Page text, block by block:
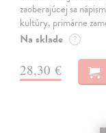
zaoberajúcej sa
kultúry, primárne
Na sklade ?
28,30 €